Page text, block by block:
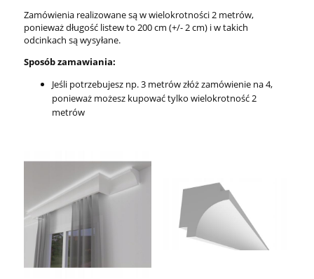
Zamówienia realizowane są w wielokrotności 2 metrów,
ponieważ długość listew to 200 cm (+/- 2 cm) i w takich
odcinkach są wysyłane.
Sposób zamawiania:
Jeśli potrzebujesz np. 3 metrów złóż zamówienie na 4,
ponieważ możesz kupować tylko wielokrotność 2
metrów